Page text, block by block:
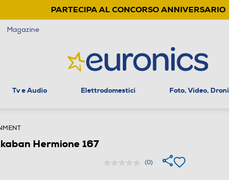
PARTECIPA AL CONCORSO ANNIVERSARIO
Magazine
Tv e Audio Elettrodomestici Foto, Video, Droni
Hermione 167
(0)